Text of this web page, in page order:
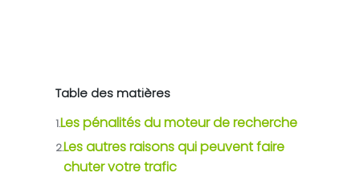
Table des matières
1.Les pénalités du moteur de recherche
2.Les autres raisons qui peuvent faire
chuter votre trafic